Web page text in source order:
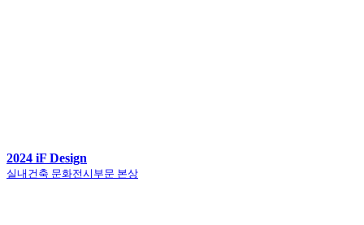
2024 iF Design
실내건축 문화전시부문 본상